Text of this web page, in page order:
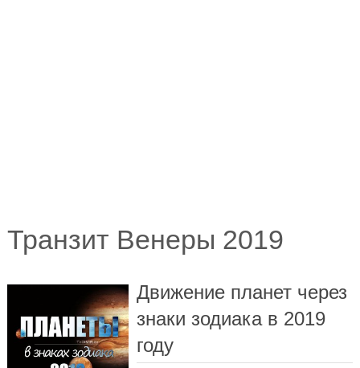
Транзит Венеры 2019
Движение планет через
знаки зодиака в 2019
году